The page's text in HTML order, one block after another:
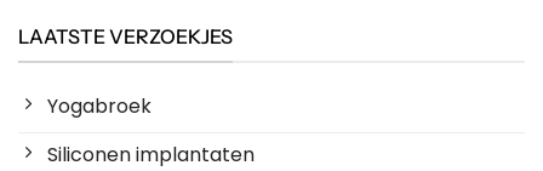
LAATSTE VERZOEKJES
Yogabroek
Siliconen implantaten